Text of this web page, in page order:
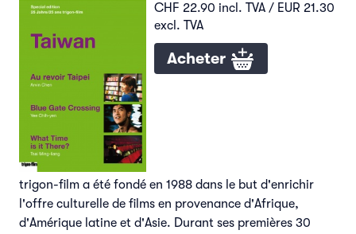
CHF 22.90 incl. TVA / EUR 21.30
excl. TVA
Acheter
trigon-film a été fondé en 1988 dans le but d'enrichir
l'offre culturelle de films en provenance d'Afrique,
d'Amérique latine et d'Asie. Durant ses premières 30